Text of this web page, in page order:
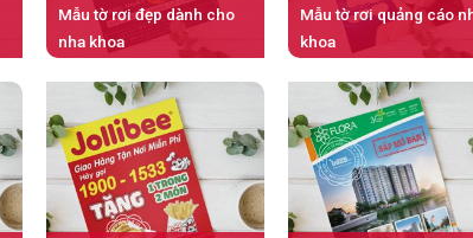
Mẫu tờ rơi đẹp dành cho
nha khoa
Mẫu tờ rơi quảng cáo
khoa